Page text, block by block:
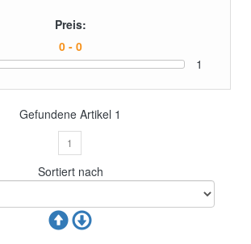
Preis:
1
Gefundene Artikel 1
1
Sortiert nach